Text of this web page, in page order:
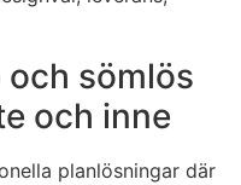
och sömlös
och inne
planlösningar där